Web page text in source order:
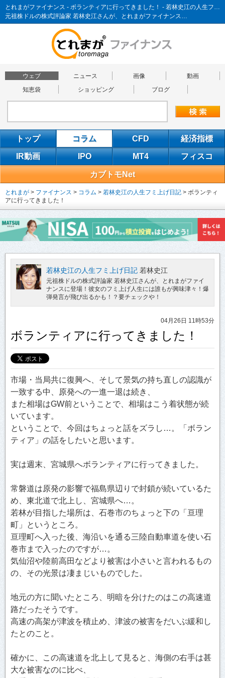
とれまがファイナンス - ボランティアに行ってきました！ - 若林史江の人生フミ上げ日記
元祖株ドルの株式評論家 若林史江さんが、とれまがファイナンス…
ウェブ ニュース 画像
動画
知恵袋
ショッピング ブログ
トップ コラム CFD 経済指標
IR動画 IPO MT4 フィスコ
カブトモNet
とれまが > ファイナンス > コラム > 若林史江の人生フミ上げ日記 > ボランティ
アに行ってきました！
若林史江の人生フミ上げ日記 若林史江
元祖株ドルの株式評論家 若林史江さんが、とれまがファイ
ナンスに登場！彼女のフミ上げ人生には誰もが興味津々！爆
弾発言が飛び出るかも！？要チェックや！
04月26日 11時53分
ボランティアに行ってきました！
市場・当局共に復興へ、そして景気の持ち直しの認識が
一致する中、原発への一進一退は続き、
また相場はGW前ということで、相場はこう着状態が続
いています。
ということで、今回はちょっと話をズラし…。「ボラン
ティア」の話をしたいと思います。
実は週末、宮城県へボランティアに行ってきました。
常磐道は原発の影響で福島県辺りで封鎖が続いているた
め、東北道で北上し、宮城県へ…。
若林が目指した場所は、石巻市のちょっと下の「亘理
町」というところ。
亘理町へ入った後、海沿いを通る三陸自動車道を使い石
巻市まで入ったのですが…。
気仙沼や陸前高田などより被害は小さいと言われるもの
の、その光景は凄まじいものでした。
地元の方に聞いたところ、明暗を分けたのはこの高速道
路だったそうです。
高速の高架が津波を積止め、津波の被害をだいぶ緩和し
たとのこと。
確かに、この高速道を北上して見ると、海側の右手は甚
大な被害なのに比べ、